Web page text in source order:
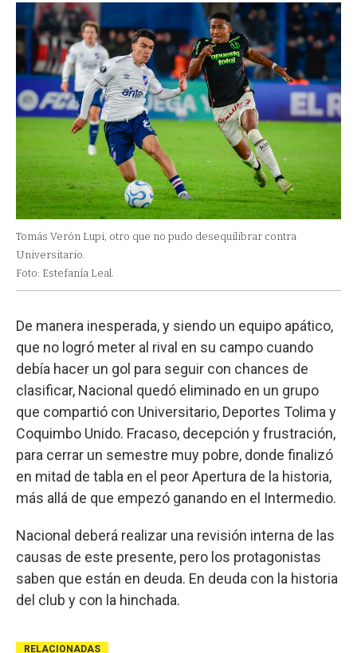
Tomás Verón Lupi, otro que no pudo desequilibrar contra
Universitario.
Foto: Estefanía Leal.
De manera inesperada, y siendo un equipo apático,
que no logró meter al rival en su campo cuando
debía hacer un gol para seguir con chances de
clasificar, Nacional quedó eliminado en un grupo
que compartió con Universitario, Deportes Tolima y
Coquimbo Unido. Fracaso, decepción y frustración,
para cerrar un semestre muy pobre, donde finalizó
en mitad de tabla en el peor Apertura de la historia,
más allá de que empezó ganando en el Intermedio.
Nacional deberá realizar una revisión interna de las
causas de este presente, pero los protagonistas
saben que están en deuda. En deuda con la historia
del club y con la hinchada.
RELACIONADAS